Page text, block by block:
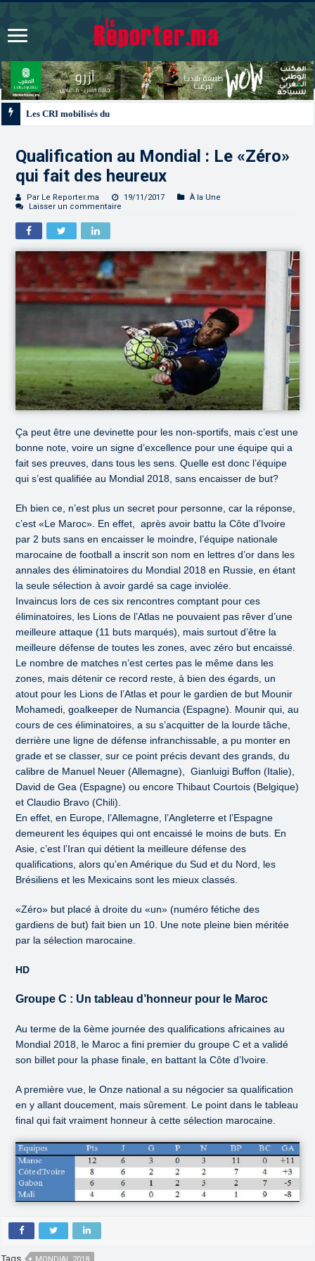
Qualification au Mondial : Le «Zéro»
qui fait des heureux
Par Le Reporter.ma 19/11/2017
À la Une
Laisser un commentaire
Ça peut être une devinette pour les non-sportifs, mais c’est une
bonne note, voire un signe d’excellence pour une équipe qui a
fait ses preuves, dans tous les sens. Quelle est donc l’équipe
qui s’est qualifiée au Mondial 2018, sans encaisser de but?
Eh bien ce, n’est plus un secret pour personne, car la réponse,
c’est «Le Maroc». En effet, après avoir battu la Côte d’Ivoire
par 2 buts sans en encaisser le moindre, l’équipe nationale
marocaine de football a inscrit son nom en lettres d’or dans les
annales des éliminatoires du Mondial 2018 en Russie, en étant
la seule sélection à avoir gardé sa cage inviolée.
Invaincus lors de ces six rencontres comptant pour ces
éliminatoires, les Lions de l’Atlas ne pouvaient pas rêver d’une
meilleure attaque (11 buts marqués), mais surtout d’être la
meilleure défense de toutes les zones, avec zéro but encaissé.
Le nombre de matches n’est certes pas le même dans les
zones, mais détenir ce record reste, à bien des égards, un
atout pour les Lions de l’Atlas et pour le gardien de but Mounir
Mohamedi, goalkeeper de Numancia (Espagne). Mounir qui, au
cours de ces éliminatoires, a su s’acquitter de la lourde tâche,
derrière une ligne de défense infranchissable, a pu monter en
grade et se classer, sur ce point précis devant des grands, du
calibre de Manuel Neuer (Allemagne), Gianluigi Buffon (Italie),
David de Gea (Espagne) ou encore Thibaut Courtois (Belgique)
et Claudio Bravo (Chili).
En effet, en Europe, l’Allemagne, l’Angleterre et l’Espagne
demeurent les équipes qui ont encaissé le moins de buts. En
Asie, c’est l’Iran qui détient la meilleure défense des
qualifications, alors qu’en Amérique du Sud et du Nord, les
Brésiliens et les Mexicains sont les mieux classés.
«Zéro» but placé à droite du «un» (numéro fétiche des
gardiens de but) fait bien un 10. Une note pleine bien méritée
par la sélection marocaine.
HD
Groupe C : Un tableau d’honneur pour le Maroc
Au terme de la 6ème journée des qualifications africaines au
Mondial 2018, le Maroc a fini premier du groupe C et a validé
son billet pour la phase finale, en battant la Côte d’Ivoire.
A première vue, le Onze national a su négocier sa qualification
en y allant doucement, mais sûrement. Le point dans le tableau
final qui fait vraiment honneur à cette sélection marocaine.
Tags MONDIAL 2018